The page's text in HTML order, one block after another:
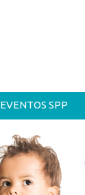
EVENTOS SPP